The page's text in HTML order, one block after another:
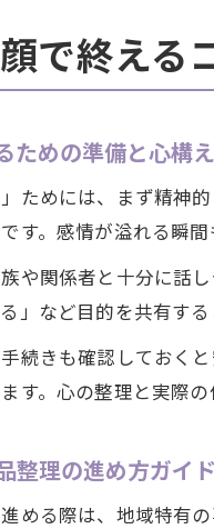
で終える
ための準備と心構え
ためには、まず精神
す。感情が溢れる瞬
や関係者と十分に話
」など目的を共有す
続きも確認しておく
す。心の整理と実際
整理の進め方ガイド
める際は、地域特有